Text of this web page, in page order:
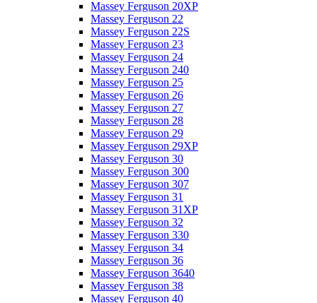
Massey Ferguson 20XP
Massey Ferguson 22
Massey Ferguson 22S
Massey Ferguson 23
Massey Ferguson 24
Massey Ferguson 240
Massey Ferguson 25
Massey Ferguson 26
Massey Ferguson 27
Massey Ferguson 28
Massey Ferguson 29
Massey Ferguson 29XP
Massey Ferguson 30
Massey Ferguson 300
Massey Ferguson 307
Massey Ferguson 31
Massey Ferguson 31XP
Massey Ferguson 32
Massey Ferguson 330
Massey Ferguson 34
Massey Ferguson 36
Massey Ferguson 3640
Massey Ferguson 38
Massey Ferguson 40